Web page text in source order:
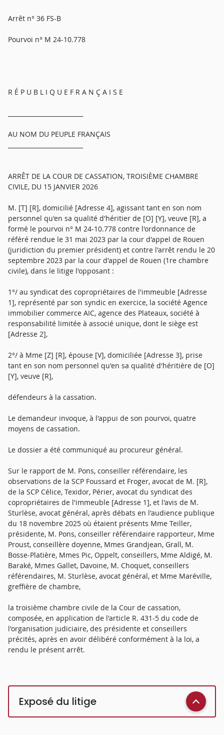
Arrêt n° 36 FS-B
Pourvoi n° M 24-10.778
R É P U B L I Q U E F R A N Ç A I S E
AU NOM DU PEUPLE FRANÇAIS
ARRÊT DE LA COUR DE CASSATION, TROISIÈME CHAMBRE
CIVILE, DU 15 JANVIER 2026
M. [T] [R], domicilié [Adresse 4], agissant tant en son nom
personnel qu'en sa qualité d'héritier de [O] [Y], veuve [R], a
formé le pourvoi n° M 24-10.778 contre l'ordonnance de
référé rendue le 31 mai 2023 par la cour d'appel de Rouen
(juridiction du premier président) et contre l'arrêt rendu le 20
septembre 2023 par la cour d'appel de Rouen (1re chambre
civile), dans le litige l'opposant :
1°/ au syndicat des copropriétaires de l'immeuble [Adresse
1], représenté par son syndic en exercice, la société Agence
immobilier commerce AIC, agence des Plateaux, société à
responsabilité limitée à associé unique, dont le siège est
[Adresse 2],
2°/ à Mme [Z] [R], épouse [V], domiciliée [Adresse 3], prise
tant en son nom personnel qu'en sa qualité d'héritière de [O]
[Y], veuve [R],
défendeurs à la cassation.
Le demandeur invoque, à l'appui de son pourvoi, quatre
moyens de cassation.
Le dossier a été communiqué au procureur général.
Sur le rapport de M. Pons, conseiller référendaire, les
observations de la SCP Foussard et Froger, avocat de M. [R],
de la SCP Célice, Texidor, Périer, avocat du syndicat des
copropriétaires de l'immeuble [Adresse 1], et l'avis de M.
Sturlèse, avocat général, après débats en l'audience publique
du 18 novembre 2025 où étaient présents Mme Teiller,
présidente, M. Pons, conseiller référendaire rapporteur, Mme
Proust, conseillère doyenne, Mmes Grandjean, Grall, M.
Bosse-Platière, Mmes Pic, Oppelt, conseillers, Mme Aldigé, M.
Baraké, Mmes Gallet, Davoine, M. Choquet, conseillers
référendaires, M. Sturlèse, avocat général, et Mme Maréville,
greffière de chambre,
la troisième chambre civile de la Cour de cassation,
composée, en application de l'article R. 431-5 du code de
l'organisation judiciaire, des présidente et conseillers
précités, après en avoir délibéré conformément à la loi, a
rendu le présent arrêt.
Exposé du litige